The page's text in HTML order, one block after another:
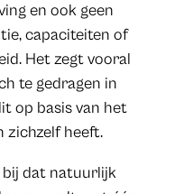
en ook geen
capaciteiten of
Het zegt vooral
te gedragen in
op basis van het
zichzelf heeft.
bij dat natuurlijk